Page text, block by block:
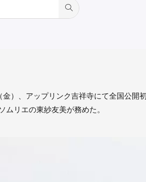
）、アップリンク吉祥寺にて全国公
リエの東紗友美が務めた。